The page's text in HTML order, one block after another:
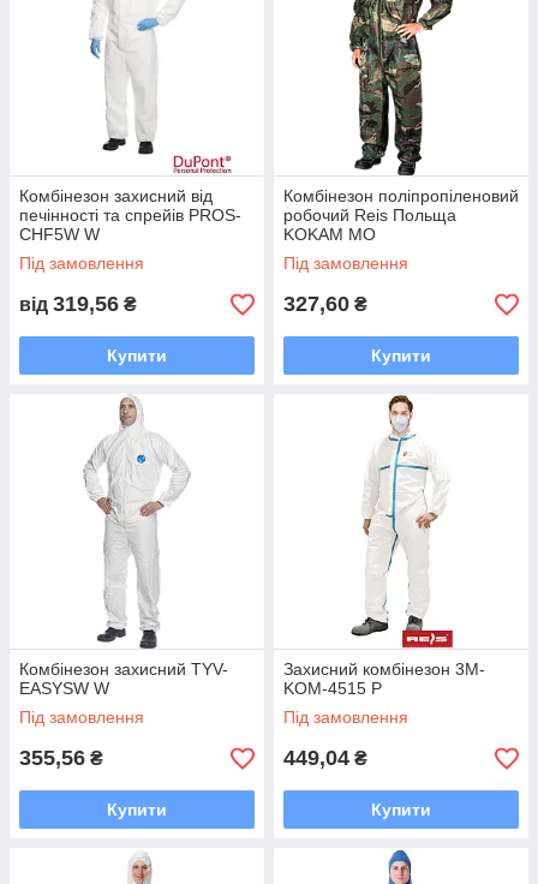
Комбінезон захисний від
печінності та спрейів PROS-
CHF5W W
Під замовлення
від 319,56 ₴
Купити
Комбінезон поліпропіленовий
робочий Reis Польща
KOKAM MO
Під замовлення
327,60 ₴
Купити
Комбінезон захисний TYV-
EASYSW W
Під замовлення
355,56 ₴
Купити
Захисний комбінезон 3M-
KOM-4515 P
Під замовлення
449,04 ₴
Купити